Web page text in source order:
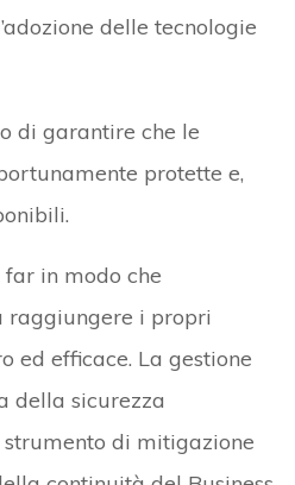
delle tecnologie
di garantire che le
protette e,
in modo che
raggiungere i propri
ed efficace. La gestione
della sicurezza
di mitigazione